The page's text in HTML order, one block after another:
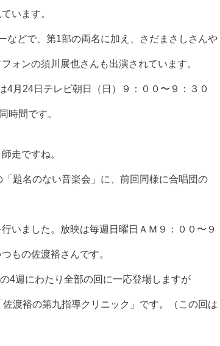
います。
などで、第1部の両名に加え、さだまさしさんや
ォンの須川展也さんも出演されています。
4月24日テレビ朝日（日）９：００〜９：３０
時間です。
走ですね。
題名のない音楽会」に、前回同様に合唱団の
いました。放映は毎週日曜日ＡＭ９：００〜９
もの佐渡裕さんです。
4週にわたり全部の回に一応登場しますが
渡裕の第九指導クリニック」です。（この回は